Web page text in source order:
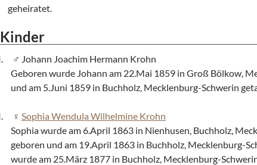
geheiratet.
Kinder
Johann Joachim Hermann Krohn
Geboren wurde Johann am 22.Mai 1859 in Groß Bölkow,
und am 5.Juni 1859 in Buchholz, Mecklenburg-Schwerin
Sophia Wendula Wilhelmine Krohn
Sophia wurde am 6.April 1863 in Nienhusen, Buchholz,
geboren und am 19.April 1863 in Buchholz, Mecklenburg-
wurde am 25.März 1877 in Buchholz, Mecklenburg-